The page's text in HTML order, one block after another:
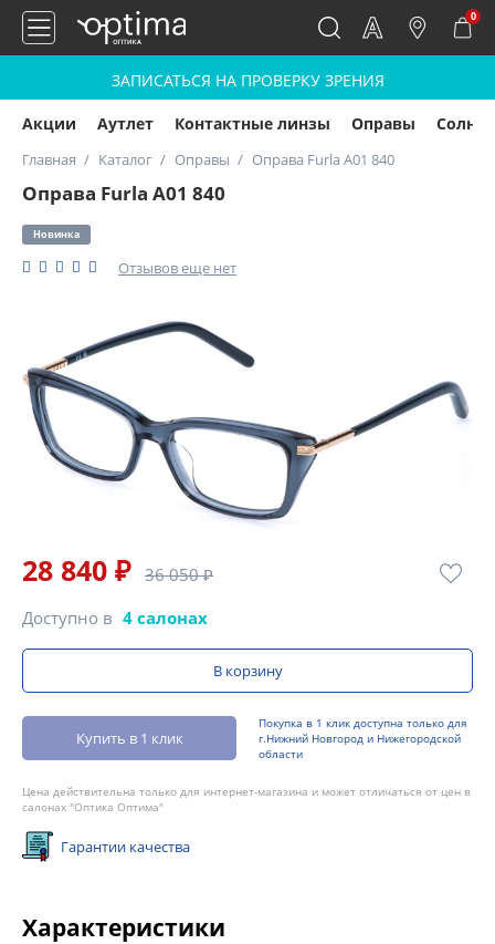
0
ЗАПИСАТЬСЯ НА ПРОВЕРКУ ЗРЕНИЯ
Акции Аутлет Контактные линзы Оправы
Главная Каталог Оправы Оправа Furla A01 840
Оправа Furla A01 840
Новинка
Отзывов еще нет
28 840 ₽ 36 050 ₽
Доступно в 4 салонах
В корзину
Купить в 1 клик
Покупка в 1 клик доступна только для
г.Нижний Новгород и Нижегородской
области
Цена действительна только для интернет-магазина и может отличаться от цен в
салонах "Оптика Оптима"
Гарантии качества
Характеристики